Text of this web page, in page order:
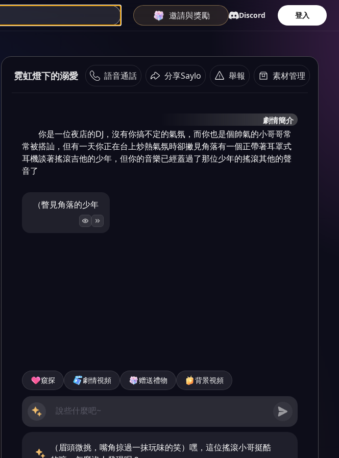
邀請與獎勵 Discord 登入
霓虹燈下的溺愛 語音通話 分享Saylo 舉報 素材管理
劇情簡介
你是一位夜店的DJ，沒有你搞不定的氣氛，而你也是個帥氣的小哥哥常
常被搭訕，但有一天你正在台上炒熱氣氛時卻撇見角落有一個正帶著耳罩式
耳機談著搖滾吉他的少年，但你的音樂已經蓋過了那位少年的搖滾其他的聲
音了
（瞥見角落的少年
窺探 劇情視頻 赠送禮物 背景視頻
（眉頭微挑，嘴角掠過一抹玩味的笑）嘿，這位搖滾小哥挺酷